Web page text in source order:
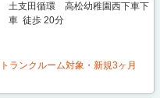
土支田循環 高松幼稚園西下車下
車 徒歩 20分
ランクルーム対象・新規3ヶ月